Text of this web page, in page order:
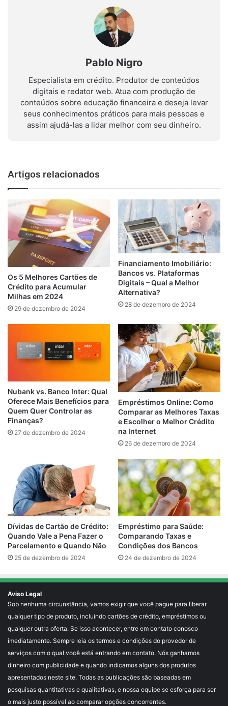
Pablo Nigro
Especialista em crédito. Produtor de conteúdos
digitais e redator web. Atua com produção de
conteúdos sobre educação financeira e deseja levar
seus conhecimentos práticos para mais pessoas e
assim ajudá-las a lidar melhor com seu dinheiro.
Artigos relacionados
Os 5 Melhores Cartões de
Crédito para Acumular
Milhas em 2024
29 de dezembro de 2024
Financiamento Imobiliário:
Bancos vs. Plataformas
Digitais – Qual a Melhor
Alternativa?
28 de dezembro de 2024
Nubank vs. Banco Inter: Qual
Oferece Mais Benefícios para
Quem Quer Controlar as
Finanças?
27 de dezembro de 2024
Empréstimos Online: Como
Comparar as Melhores Taxas
e Escolher o Melhor Crédito
na Internet
26 de dezembro de 2024
Dívidas de Cartão de Crédito:
Quando Vale a Pena Fazer o
Parcelamento e Quando Não
25 de dezembro de 2024
Empréstimo para Saúde:
Comparando Taxas e
Condições dos Bancos
24 de dezembro de 2024
Aviso Legal
Sob nenhuma circunstância, vamos exigir que você pague para liberar
qualquer tipo de produto, incluindo cartões de crédito, empréstimos ou
qualquer outra oferta. Se isso acontecer, entre em contato conosco
imediatamente. Sempre leia os termos e condições do provedor de
serviços com o qual você está entrando em contato. Nós ganhamos
dinheiro com publicidade e quando indicamos alguns dos produtos
apresentados neste site. Todas as publicações são baseadas em
pesquisas quantitativas e qualitativas, e nossa equipe se esforça para ser
o mais justo possível ao comparar opções concorrentes.